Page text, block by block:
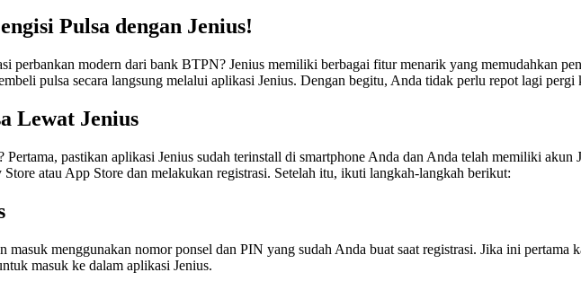
Pulsa dengan Jenius!
perbankan modern dari bank BTPN? Jenius memiliki berbagai fitur menarik yang memudahkan
pulsa secara langsung melalui aplikasi Jenius. Dengan begitu, Anda tidak perlu repot lagi
Lewat Jenius
Pertama, pastikan aplikasi Jenius sudah terinstall di smartphone Anda dan Anda telah memiliki
atau App Store dan melakukan registrasi. Setelah itu, ikuti langkah-langkah berikut:
masuk menggunakan nomor ponsel dan PIN yang sudah Anda buat saat registrasi. Jika ini
masuk ke dalam aplikasi Jenius.